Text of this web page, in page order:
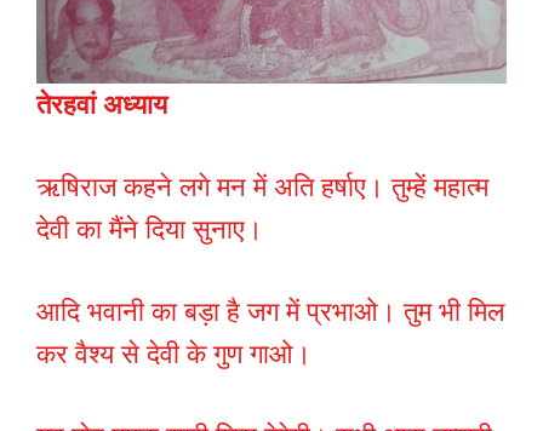
तेरहवां अध्याय
ऋषिराज कहने लगे मन में अति हर्षाए। तुम्हें महात्म
देवी का मैंने दिया सुनाए।
आदि भवानी का बड़ा है जग में प्रभाओ। तुम भी मिल
कर वैश्य से देवी के गुण गाओ।